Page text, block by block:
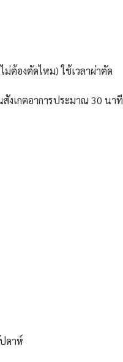
ต้องตัดไหม) ใช้เวลาผ่าตัด
เกตอาการประมาณ 30 นาที
ดาห์